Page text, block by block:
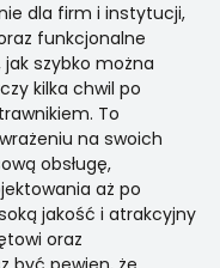
dla firm i instytucji,
funkcjonalne
szybko można
kilka chwil po
To
na swoich
obsługę,
aż po
jakość i atrakcyjny
oraz